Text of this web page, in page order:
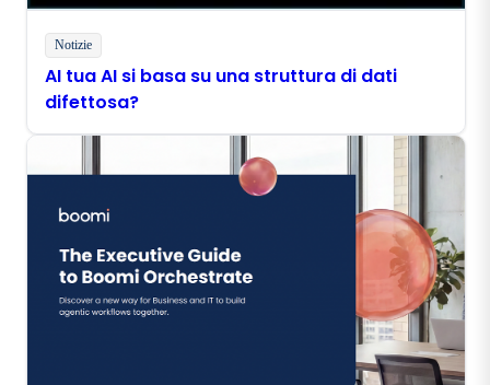
Notizie
AI tua AI si basa su una struttura di dati
difettosa?